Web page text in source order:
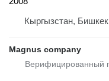
Кыргызстан, Бишкек
Magnus company